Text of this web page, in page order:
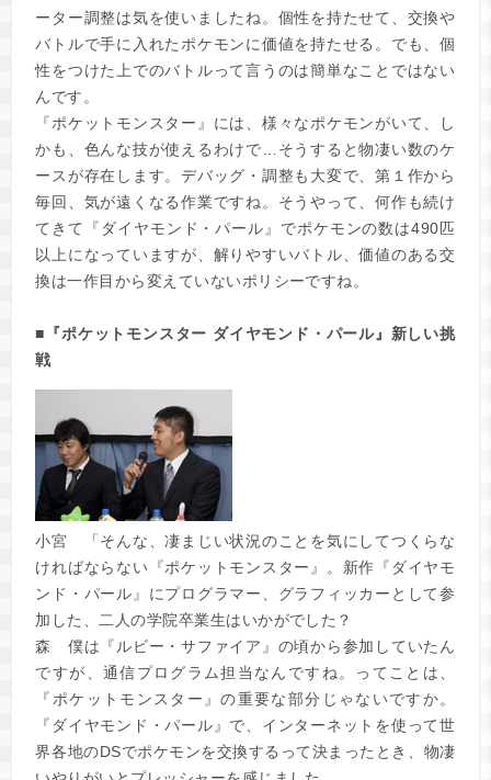
ーター調整は気を使いましたね。個性を持たせて、交換や
バトルで手に入れたポケモンに価値を持たせる。でも、個
性をつけた上でのバトルって言うのは簡単なことではない
んです。
『ポケットモンスター』には、様々なポケモンがいて、し
かも、色んな技が使えるわけで…そうすると物凄い数のケ
ースが存在します。デバッグ・調整も大変で、第１作から
毎回、気が遠くなる作業ですね。そうやって、何作も続け
てきて『ダイヤモンド・パール』でポケモンの数は490匹
以上になっていますが、解りやすいバトル、価値のある交
換は一作目から変えていないポリシーですね。
■『ポケットモンスター ダイヤモンド・パール』新しい挑
戦
小宮
「そんな、凄まじい状況のことを気にしてつくらな
ければならない『ポケットモンスター』。新作『ダイヤモ
ンド・パール』にプログラマー、グラフィッカーとして参
加した、二人の学院卒業生はいかがでした？
森 僕は『ルビー・サファイア』の頃から参加していたん
ですが、通信プログラム担当なんですね。ってことは、
『ポケットモンスター』の重要な部分じゃないですか。
『ダイヤモンド・パール』で、インターネットを使って世
界各地のDSでポケモンを交換するって決まったとき、物凄